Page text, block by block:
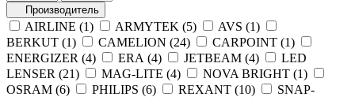
Производитель
AIRLINE (1) ARMYTEK (5) AVS (1)
BERKUT (1) CAMELION (24) CARPOINT (1)
ENERGIZER (4) ERA (4) JETBEAM (4)
LED
LENSER (21) MAG-LITE (4) NOVA BRIGHT (1)
OSRAM (6) PHILIPS (6) REXANT (10)
SNAP-